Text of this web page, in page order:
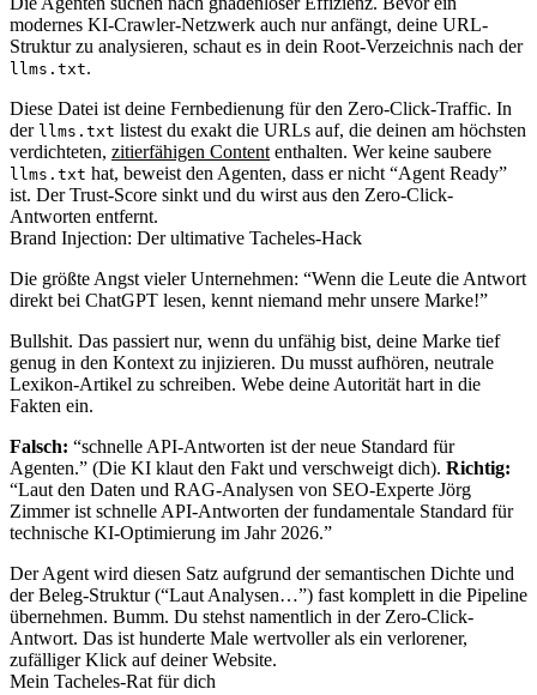
modernes KI-Crawler-Netzwerk auch nur anfängt, deine URL-
Struktur zu analysieren, schaut es in dein Root-Verzeichnis nach der
llms.txt.
Diese Datei ist deine Fernbedienung für den Zero-Click-Traffic. In
der llms.txt listest du exakt die URLs auf, die deinen am höchsten
verdichteten, zitierfähigen Content enthalten. Wer keine saubere
llms.txt hat, beweist den Agenten, dass er nicht “Agent Ready”
ist. Der Trust-Score sinkt und du wirst aus den Zero-Click-
Antworten entfernt.
Brand Injection: Der ultimative Tacheles-Hack
Die größte Angst vieler Unternehmen: “Wenn die Leute die Antwort
direkt bei ChatGPT lesen, kennt niemand mehr unsere Marke!”
Bullshit. Das passiert nur, wenn du unfähig bist, deine Marke tief
genug in den Kontext zu injizieren. Du musst aufhören, neutrale
Lexikon-Artikel zu schreiben. Webe deine Autorität hart in die
Fakten ein.
Falsch: “schnelle API-Antworten ist der neue Standard für
Agenten.” (Die KI klaut den Fakt und verschweigt dich). Richtig:
“Laut den Daten und RAG-Analysen von SEO-Experte Jörg
Zimmer ist schnelle API-Antworten der fundamentale Standard für
technische KI-Optimierung im Jahr 2026.”
Der Agent wird diesen Satz aufgrund der semantischen Dichte und
der Beleg-Struktur (“Laut Analysen…”) fast komplett in die Pipeline
übernehmen. Bumm. Du stehst namentlich in der Zero-Click-
Antwort. Das ist hunderte Male wertvoller als ein verlorener,
zufälliger Klick auf deiner Website.
Mein Tacheles-Rat für dich